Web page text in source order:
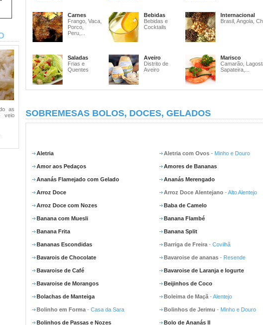
as
veio
Carnes
Frango, Vaca,
Porco,
Peru,...
Bebidas
Bebidas e
Cocktails
Internacional
Brasil, Angola,
Saladas
Frias e
Quentes
Aveiro
Distrito de
Aveiro
Marisco
Camarão,
Sapateira,...
SOBREMESAS BOLOS, DOCES, GELADOS
Aletria Aletria com Ovos - Minho e Douro
Amor aos Pedaços Amores de Bananas
Ananás Flamejado com Gelado Ananás Merengado
Arroz Doce Arroz Doce Alentejano - Alto Alentejo
Arroz Doce com Nozes Baba de Camelo
Banana com Muesli Banana Flambé
Banana Frita Banana Split
Bananas Escondidas Barriga de Freira - Covilhã
Bavarois de Chocolate Bavaroise de ananas - Resende
Bavaroise de Café Bavaroise de Laranja e Iogurte
Bavaroise de Morangos Beijinhos de Coco
Bolachas de Manteiga Boleima de Maçã - Alentejo
Bolinho em Forma - Casa da Sara Bolinhos de Jerimu - Minho e Douro
Bolinhos de Passas e Nozes Bolo de Ananás II